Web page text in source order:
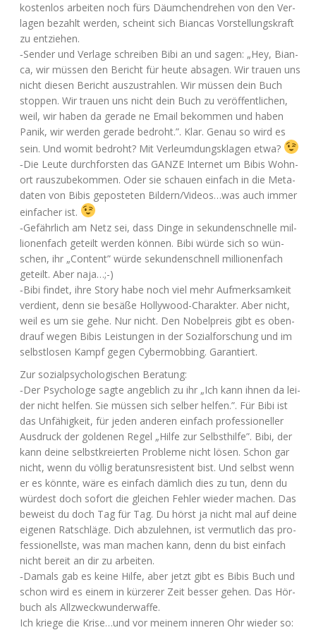
kos­ten­los arbei­ten noch fürs Däum­chen­dre­hen von den Ver­
la­gen bezahlt wer­den, scheint sich Bian­cas Vor­stel­lungs­kraft
zu entziehen.
‑Sen­der und Ver­la­ge schrei­ben Bibi an und sagen: „Hey, Bian­
ca, wir müs­sen den Bericht für heu­te absa­gen. Wir trau­en uns
nicht die­sen Bericht aus­zu­strah­len. Wir müs­sen dein Buch
stop­pen. Wir trau­en uns nicht dein Buch zu ver­öf­fent­li­chen,
weil, wir haben da gera­de ne Email bekom­men und haben
Panik, wir wer­den gera­de bedroht.”. Klar. Genau so wird es
sein. Und womit bedroht? Mit Ver­leum­dungs­kla­gen etwa?
‑Die Leu­te durch­fors­ten das GANZE Inter­net um Bibis Wohn­
ort raus­zu­be­kom­men. Oder sie schau­en ein­fach in die Meta­
da­ten von Bibis gepos­te­ten Bildern/Videos…was auch immer
ein­fa­cher ist.
‑Gefähr­lich am Netz sei, dass Din­ge in sekun­den­schnel­le mil­
lio­nen­fach geteilt wer­den kön­nen. Bibi wür­de sich so wün­
schen, ihr „Con­tent” wür­de sekun­den­schnell mil­lio­nen­fach
geteilt. Aber naja…;-)
‑Bibi fin­det, ihre Sto­ry habe noch viel mehr Auf­merk­sam­keit
ver­dient, denn sie besä­ße Hol­ly­wood-Cha­rak­ter. Aber nicht,
weil es um sie gehe. Nur nicht. Den Nobel­preis gibt es oben­
drauf wegen Bibis Leis­tun­gen in der Sozi­al­for­schung und im
selbst­lo­sen Kampf gegen Cyber­mob­bing. Garantiert.
Zur sozi­al­psy­cho­lo­gi­schen Beratung:
‑Der Psy­cho­lo­ge sag­te angeb­lich zu ihr „Ich kann ihnen da lei­
der nicht hel­fen. Sie müs­sen sich sel­ber hel­fen.”. Für Bibi ist
das Unfä­hig­keit, für jeden ande­ren ein­fach pro­fes­sio­nel­ler
Aus­druck der gol­de­nen Regel „Hil­fe zur Selbst­hil­fe”. Bibi, der
kann dei­ne selbst­kre­ierten Pro­ble­me nicht lösen. Schon gar
nicht, wenn du völ­lig bera­tuns­re­sis­tent bist. Und selbst wenn
er es könn­te, wäre es ein­fach däm­lich dies zu tun, denn du
wür­dest doch sofort die glei­chen Feh­ler wie­der machen. Das
beweist du doch Tag für Tag. Du hörst ja nicht mal auf dei­ne
eige­nen Rat­schlä­ge. Dich abzu­leh­nen, ist ver­mut­lich das pro­
fes­sio­nells­te, was man machen kann, denn du bist ein­fach
nicht bereit an dir zu arbeiten.
‑Damals gab es kei­ne Hil­fe, aber jetzt gibt es Bibis Buch und
schon wird es einem in kür­ze­rer Zeit bes­ser gehen. Das Hör­
buch als Allzweckwunderwaffe.
Ich krie­ge die Krise…und vor mei­nem inne­ren Ohr wie­der so: